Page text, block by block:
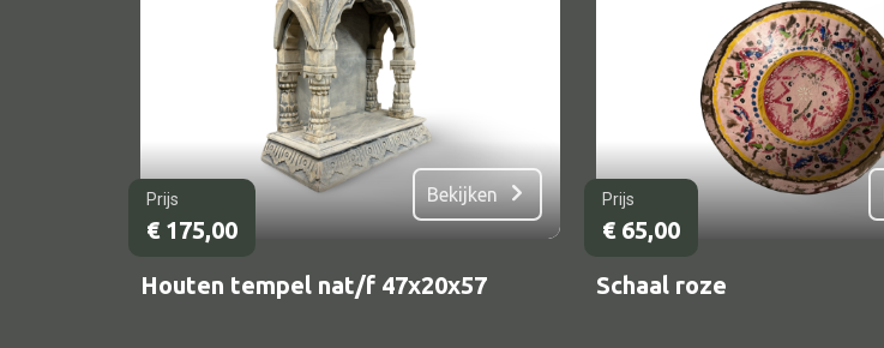
Prijs
€175,00
Bekijken
Houten tempel nat/f 47x20x57
Prijs
€65,00
Schaal roze